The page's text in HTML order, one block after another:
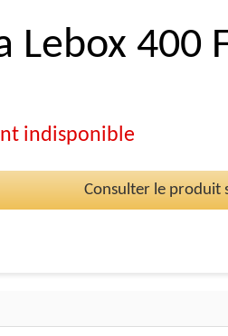
Lebox 400
indisponible
Consulter le produit